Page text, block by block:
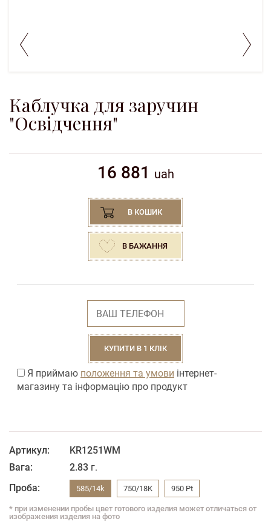
Каблучка для заручин
"Освідчення"
16 881 uah
В КОШИК
В БАЖАННЯ
КУПИТИ В 1 КЛІК
Я приймаю положення та умови інтернет-
магазину та інформацію про продукт
Артикул:
KR1251WM
Вага:
2.83 г.
Проба:
585/14k 750/18K 950 Pt
* при изменении пробы цвет готового изделия может отличаться от
изображения изделия на фото